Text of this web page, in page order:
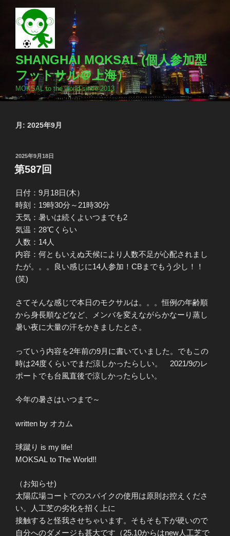
ッ
SHANGHAI MOKSAL (個人参加型
フットサル＠上海）
MOKSAL to the world since 2013
月: 2025年9月
投
稿
日:
2025年9月18日
第587回
日付：9月18日(木）
時刻：19時30分～21時30分
天気：暑いは続くよいつまでも2
気温：28℃くらい
人数：14人
内容：何ともいえぬ天候により人数不足が心配されまし
たが。。。良い感じに14人参加！CBまでもう少し！！
(笑)
さてそんな感じで本日のモクサルは。。。恒例の年齢順
から身長順などなど、メンバを変えながらかなーり蒸し
暑い夜に大量の汗をかきましたとさ。
っていう内容を2年前の9月に書いていました。でもこの
時は24度くらいでまだ涼しかったらしい。 2021/9のレ
ポートでも台風直後で涼しかったらしい。
今年の暑さはいつまで～
written by オカム
球蹴り is my life!
MOKSAL to The World!!
（お知らせ)
太陽広場コートでのスパイクの使用は原則お控えくださ
い。人工芝の劣化を招く上に
接触すると怪我させちゃいます。そもそも下が硬いので
自分へのダメージも甚大です（25.10からはnew人工芝で